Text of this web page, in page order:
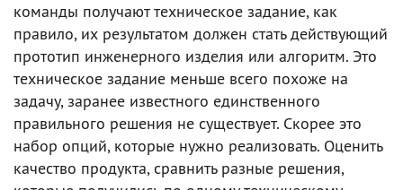
команды получают техническое задание, как
правило, их результатом должен стать действующий
прототип инженерного изделия или алгоритм. Это
техническое задание меньше всего похоже на
задачу, заранее известного единственного
правильного решения не существует. Скорее это
набор опций, которые нужно реализовать. Оценить
качество продукта, сравнить разные решения,